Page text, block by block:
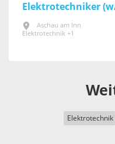
Elektrotechniker
Aschau am Inn
Elektrotechnik +1
Elektrotechnik